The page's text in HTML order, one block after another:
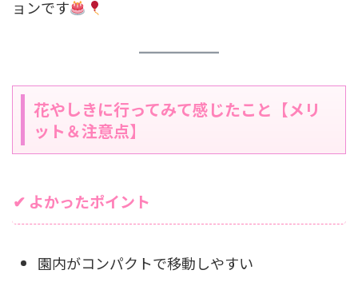
ョンです
花やしきに行ってみて感じたこと【メリ
ット＆注意点】
✔ よかったポイント
園内がコンパクトで移動しやすい